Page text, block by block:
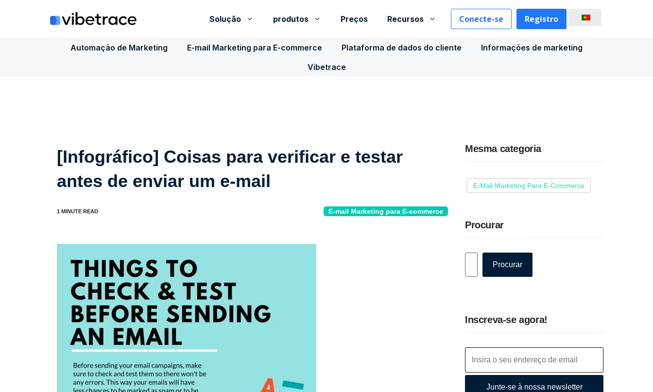
Solução produtos Preços Recursos Conecte-se Registro
Automação de Marketing E-mail Marketing para E-commerce Plataforma de dados do cliente
Informações de marketing
Vibetrace
[Infográfico] Coisas para verificar e testar
antes de enviar um e-mail
E-mail Marketing para E-commerce
Mesma categoria
E-Mail Marketing Para E-Commerce
Procurar
Procurar
Inscreva-se agora!
Junte-se à nossa newsletter